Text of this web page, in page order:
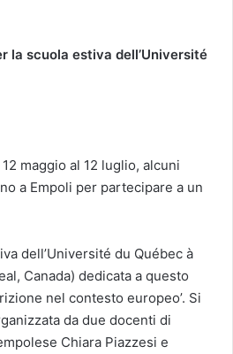
la scuola estiva dell’Université
12 maggio al 12 luglio, alcuni
a Empoli per partecipare a un
dell’Université du Québec à
Canada) dedicata a questo
nel contesto europeo’. Si
da due docenti di
Chiara Piazzesi e